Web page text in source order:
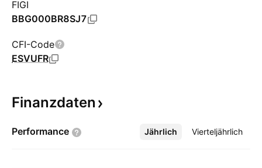
FIGI
BBG000BR8SJ7
CFI-Code
ESVUFR
Finanzdaten
Performance Jährlich Vierteljährlich
Mehr